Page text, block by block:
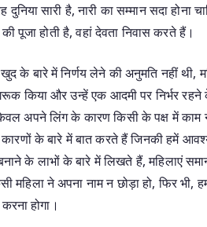
दुनिया सारी है, नारी का सम्मान सदा
पूजा होती है, वहां देवता निवास करते हैं।
बारे में निर्णय लेने की अनुमति नहीं थी,
किया और उन्हें एक आदमी पर निर्भर
अपने लिंग के कारण किसी के पक्ष में काम
के बारे में बात करते हैं जिनकी हमें
के लाभों के बारे में लिखते हैं, महिलाएं
ने अपना नाम न छोड़ा हो, फिर भी,
होगा।